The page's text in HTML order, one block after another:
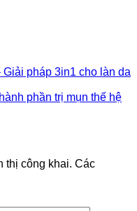
pháp 3in1 cho làn da
phần trị mụn thế hệ
thị công khai. Các